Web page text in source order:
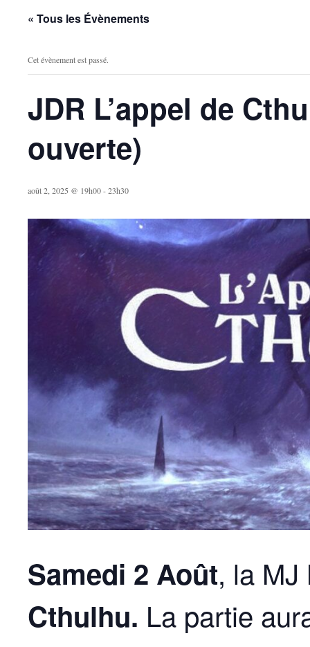
« Tous les Évènements
Cet évènement est passé.
JDR L’appel de
ouverte)
août 2, 2025 @ 19h00-23h30
Samedi 2 Août, la MJ
Cthulhu. La partie